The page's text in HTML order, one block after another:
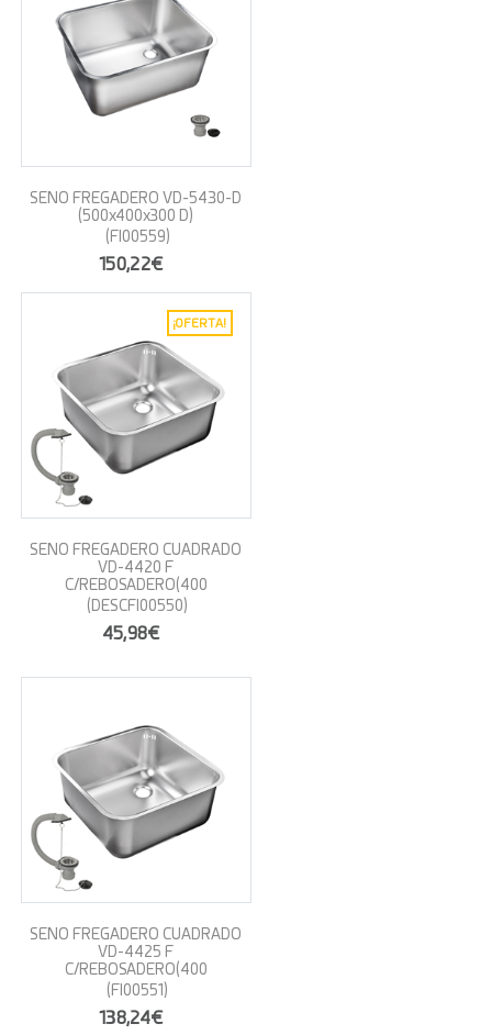
SENO FREGADERO VD-5430-D
(500x400x300 D)
(FI00559)
150,22€
¡OFERTA!
SENO FREGADERO CUADRADO
VD-4420 F
C/REBOSADERO(400
(DESCFI00550)
45,98€
SENO FREGADERO CUADRADO
VD-4425 F
C/REBOSADERO(400
(FI00551)
138,24€